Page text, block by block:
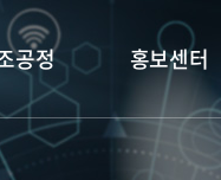
공정 홍보센터